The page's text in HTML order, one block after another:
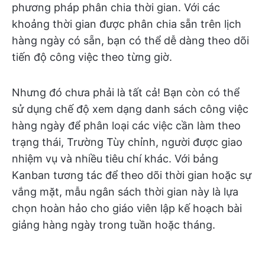
phương pháp phân chia thời gian. Với các
khoảng thời gian được phân chia sẵn trên lịch
hàng ngày có sẵn, bạn có thể dễ dàng theo dõi
tiến độ công việc theo từng giờ.
Nhưng đó chưa phải là tất cả! Bạn còn có thể
sử dụng chế độ xem dạng danh sách công việc
hàng ngày để phân loại các việc cần làm theo
trạng thái, Trường Tùy chỉnh, người được giao
nhiệm vụ và nhiều tiêu chí khác. Với bảng
Kanban tương tác để theo dõi thời gian hoặc sự
vắng mặt, mẫu ngân sách thời gian này là lựa
chọn hoàn hảo cho giáo viên lập kế hoạch bài
giảng hàng ngày trong tuần hoặc tháng.